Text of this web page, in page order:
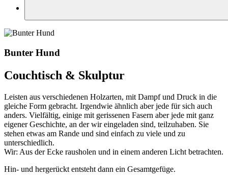
Bunter Hund
Couchtisch & Skulptur
Leisten aus verschiedenen Holzarten, mit Dampf und Druck in die
gleiche Form gebracht. Irgendwie ähnlich aber jede für sich auch
anders. Vielfältig, einige mit gerissenen Fasern aber jede mit ganz
eigener Geschichte, an der wir eingeladen sind, teilzuhaben. Sie
stehen etwas am Rande und sind einfach zu viele und zu
unterschiedlich.
Wir: Aus der Ecke rausholen und in einem anderen Licht betrachten.
Hin- und hergerückt entsteht dann ein Gesamtgefüge.